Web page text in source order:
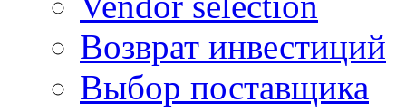
Возврат инвестиций
Выбор поставщика